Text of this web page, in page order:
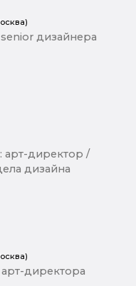
дизайнера
арт-директор /
дизайна
директора